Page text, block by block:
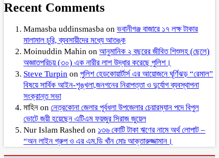
Recent Comments
Mamasba uddinsmasba on ভবানীগঞ্জ বাজারে ১৭ লক্ষ টাকার
মালামাল চুরি, ব্যবসায়ীদের মধ্যে আতঙ্ক
Moinuddin Mahin on আনুমানিক ২ বছরের জীবিত শিশুসহ (ছেলে)
অজ্ঞাতপরিচয় (৩০) এক নারীর লাশ উদ্ধার করেছে পুলিশ।
Steve Turpin on পুলিশ হেডকোয়ার্টার্স এর আয়োজনে ঘূর্ণিঝড় “রেমাল”
বিষয়ে সার্বিক আইন-শৃঙ্খলা,জনগনের নিরাপত্তা ও দুর্যোগ ব্যবস্থাপনা
সংক্রান্ত সভা
মাহিন on নেত্রকোনা জেলার পূর্বধলা উপজেলার চেয়ারম্যান পদে বিপুল
ভোটে জয়ী হয়েছেন এটিএম ফয়জুর সিরাজ জুয়েল
Nur Islam Rashed on ১৩৬ কোটি টাকা ঋণের নামে অর্থ লোপাট –
“অন লাইন গ্রুপ ও এর এম.ডি খাঁন মোঃ আক্তারুজ্জামান।